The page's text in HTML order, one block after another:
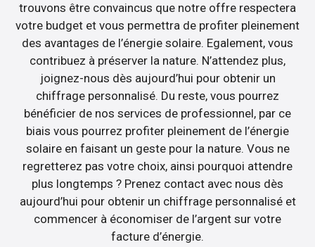
trouvons être convaincus que notre offre respectera
votre budget et vous permettra de profiter pleinement
des avantages de l’énergie solaire. Egalement, vous
contribuez à préserver la nature. N’attendez plus,
joignez-nous dès aujourd’hui pour obtenir un
chiffrage personnalisé. Du reste, vous pourrez
bénéficier de nos services de professionnel, par ce
biais vous pourrez profiter pleinement de l’énergie
solaire en faisant un geste pour la nature. Vous ne
regretterez pas votre choix, ainsi pourquoi attendre
plus longtemps ? Prenez contact avec nous dès
aujourd’hui pour obtenir un chiffrage personnalisé et
commencer à économiser de l’argent sur votre
facture d’énergie.